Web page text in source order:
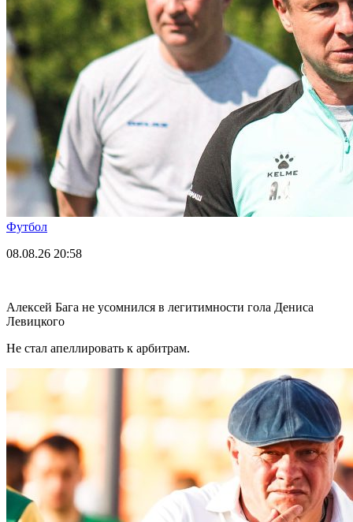
Футбол
08.08.26 20:58
Алексей Бага не усомнился в легитимности гола Дениса
Левицкого
Не стал апеллировать к арбитрам.